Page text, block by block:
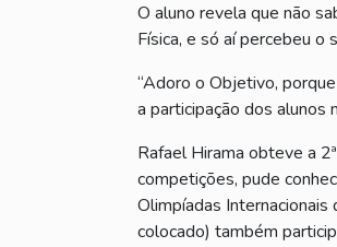
O aluno revela que não
Física, e só aí percebeu
“Adoro o Objetivo,
a participação dos alunos
Rafael Hirama obteve a
competições, pude
Olimpíadas
colocado) também